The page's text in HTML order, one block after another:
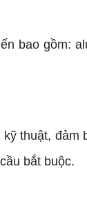
bao gồm:
thuật,
bắt buộc.